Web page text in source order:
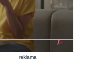
reklama